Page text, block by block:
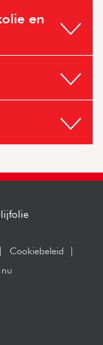
en
Cookiebeleid
nu